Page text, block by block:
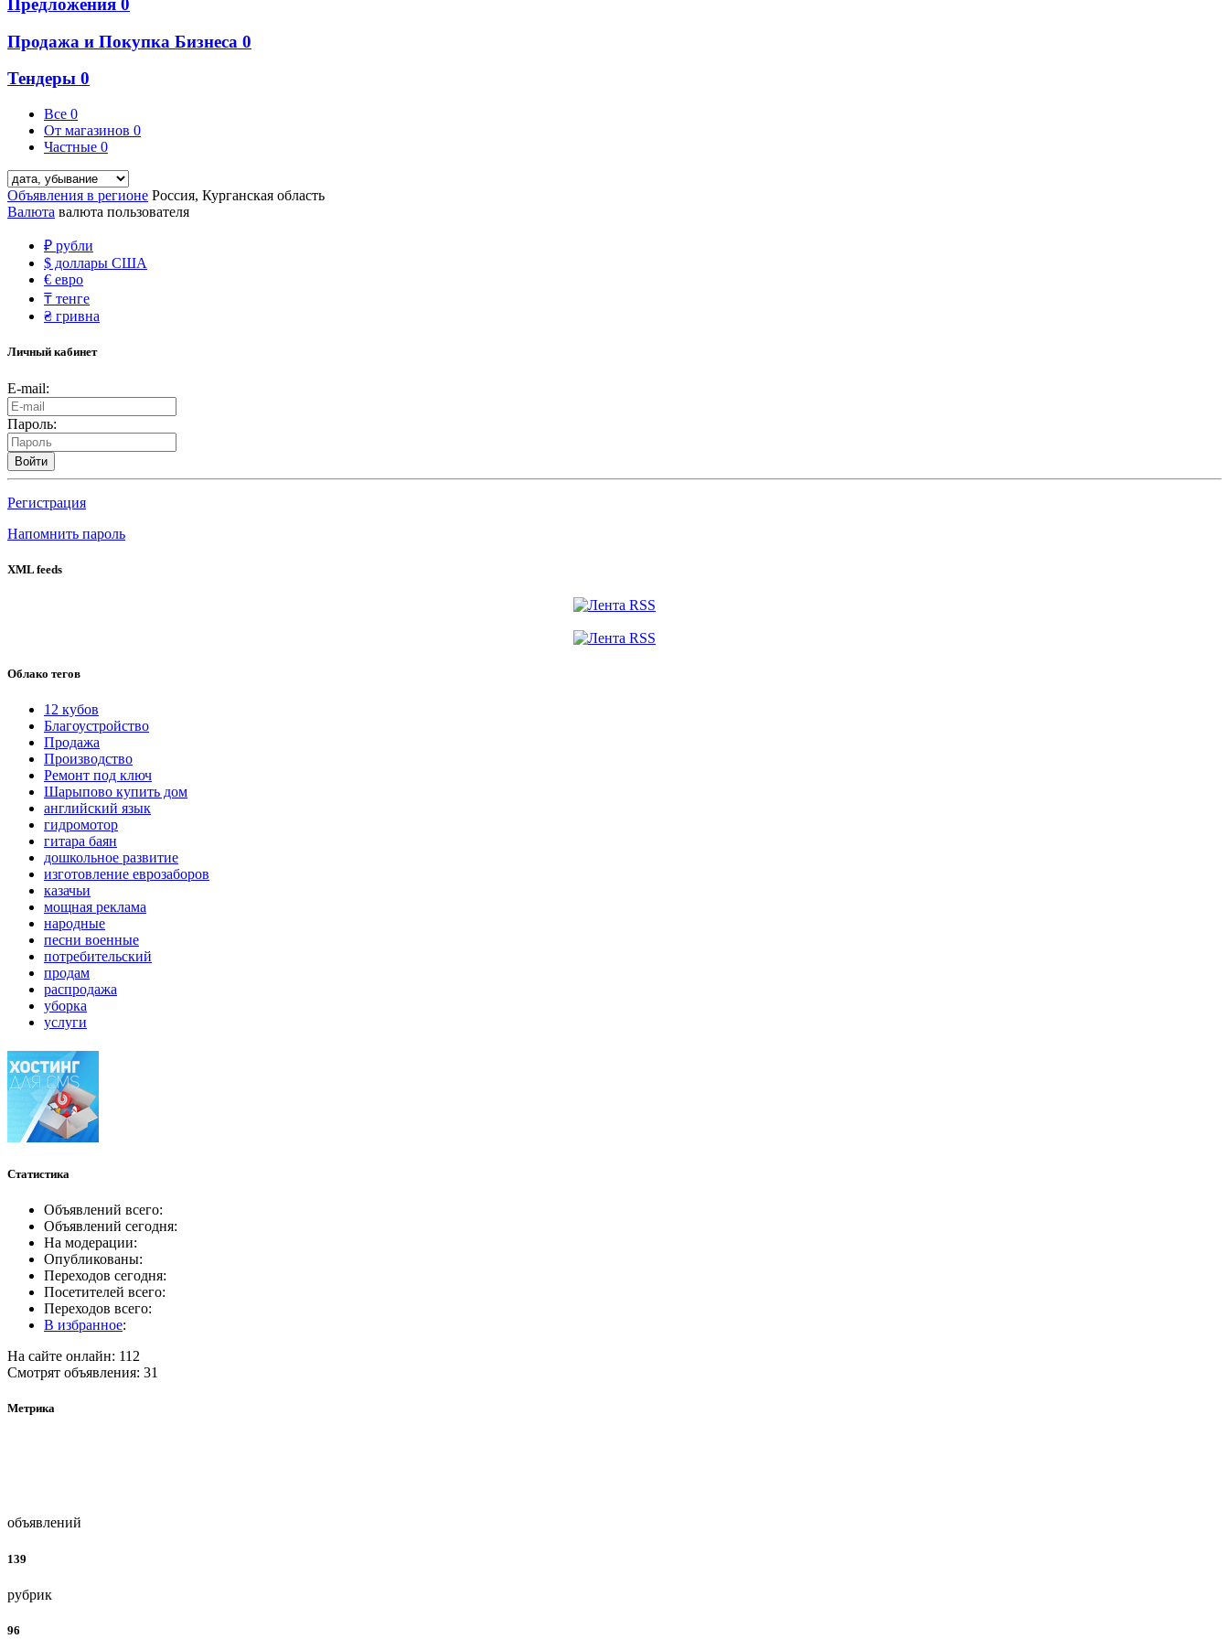
Предложения 0
Продажа и Покупка Бизнеса 0
Тендеры 0
Все 0
От магазинов 0
Частные 0
Объявления в регионе Россия, Курганская область
Валюта валюта пользователя
₽ рубли
$ доллары США
€ евро
₸ тенге
₴ гривна
Личный кабинет
E-mail:
Пароль:
Войти
Регистрация
Напомнить пароль
XML feeds
Облако тегов
12 кубов
Благоустройство
Продажа
Производство
Ремонт под ключ
Шарыпово купить дом
английский язык
гидромотор
гитара баян
дошкольное развитие
изготовление еврозаборов
казачьи
мощная реклама
народные
песни военные
потребительский
продам
распродажа
уборка
услуги
Статистика
Объявлений всего:
Объявлений сегодня:
На модерации:
Опубликованы:
Переходов сегодня:
Посетителей всего:
Переходов всего:
В избранное:
На сайте онлайн: 112
Смотрят объявления: 31
Метрика
объявлений
139
рубрик
96